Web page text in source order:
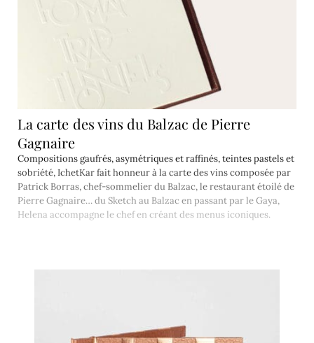
La carte des vins du Balzac de Pierre
Gagnaire
Compositions gaufrés, asymétriques et raffinés, teintes pastels et
sobriété, IchetKar fait honneur à la carte des vins composée par
Patrick Borras, chef-sommelier du Balzac, le restaurant étoilé de
Pierre Gagnaire… du Sketch au Balzac en passant par le Gaya,
Helena accompagne le chef en créant des menus iconiques.